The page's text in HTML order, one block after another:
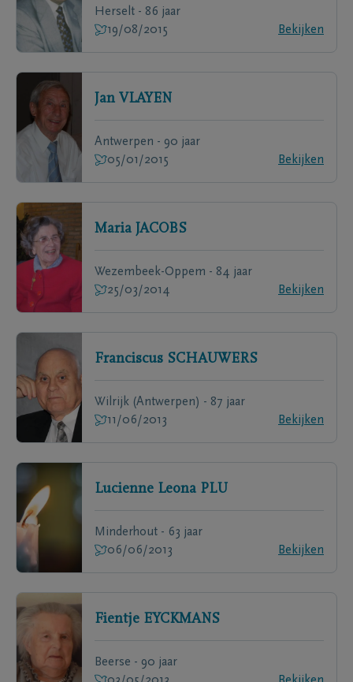
Herselt - 86 jaar
19/08/2015
Bekijken
Jan VLAYEN
Antwerpen - 90 jaar
05/01/2015
Bekijken
Maria JACOBS
Wezembeek-Oppem - 84 jaar
25/03/2014
Bekijken
Franciscus SCHAUWERS
Wilrijk (Antwerpen) - 87 jaar
11/06/2013
Bekijken
Lucienne Leona PLU
Minderhout - 63 jaar
06/06/2013
Bekijken
Fientje EYCKMANS
Beerse - 90 jaar